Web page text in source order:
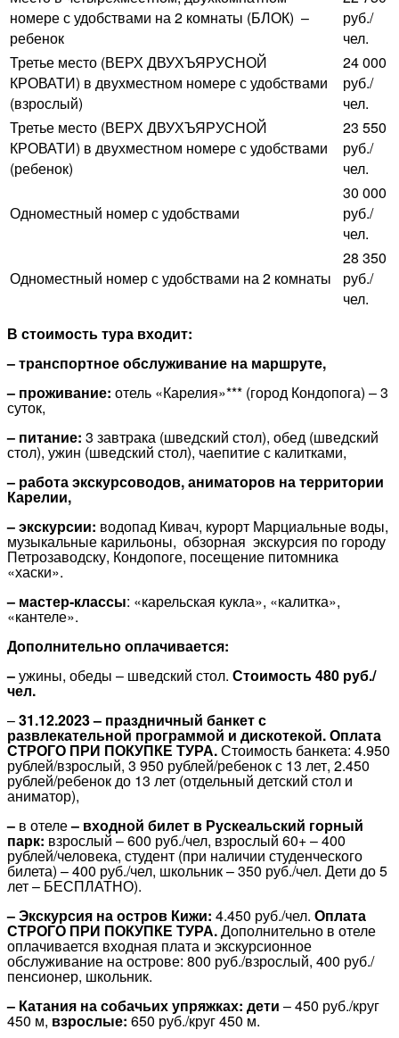
номере с удобствами на 2 комнаты (БЛОК) –
ребенок
руб./
чел.
Третье место (ВЕРХ ДВУХЪЯРУСНОЙ
КРОВАТИ) в двухместном номере с удобствами
(взрослый)
24 000
руб./
чел.
Третье место (ВЕРХ ДВУХЪЯРУСНОЙ
КРОВАТИ) в двухместном номере с удобствами
(ребенок)
23 550
руб./
чел.
Одноместный номер с удобствами
30 000
руб./
чел.
Одноместный номер с удобствами на 2 комнаты
28 350
руб./
чел.
В стоимость тура входит:
– транспортное обслуживание на маршруте,
– проживание: отель «Карелия»*** (город Кондопога) – 3
суток,
– питание: 3 завтрака (шведский стол), обед (шведский
стол), ужин (шведский стол), чаепитие с калитками,
– работа экскурсоводов, аниматоров на территории
Карелии,
– экскурсии: водопад Кивач, курорт Марциальные воды,
музыкальные карильоны, обзорная экскурсия по городу
Петрозаводску, Кондопоге, посещение питомника
«хаски».
– мастер-классы: «карельская кукла», «калитка»,
«кантеле».
Дополнительно оплачивается:
–ужины, обеды – шведский стол. Стоимость 480 руб./
чел.
–31.12.2023 – праздничный банкет с
развлекательной программой и дискотекой. Оплата
СТРОГО ПРИ ПОКУПКЕ ТУРА.Стоимость банкета: 4.950
рублей/взрослый, 3 950 рублей/ребенок с 13 лет, 2.450
рублей/ребенок до 13 лет (отдельный детский стол и
аниматор),
– в отеле– входной билет в Рускеальский горный
парк: взрослый – 600 руб./чел, взрослый 60+ – 400
рублей/человека, студент (при наличии студенческого
билета) – 400 руб./чел, школьник – 350 руб./чел. Дети до 5
лет – БЕСПЛАТНО).
– Экскурсия на остров Кижи: 4.450 руб./чел. Оплата
СТРОГО ПРИ ПОКУПКЕ ТУРА.Дополнительно в отеле
оплачивается входная плата и экскурсионное
обслуживание на острове: 800 руб./взрослый, 400 руб./
пенсионер, школьник.
– Катания на собачьих упряжках: дети – 450 руб./круг
450 м, взрослые: 650 руб./круг 450 м.